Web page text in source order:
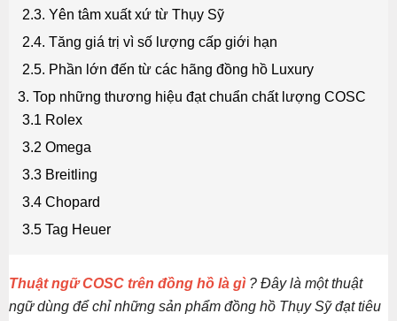
2.3. Yên tâm xuất xứ từ Thụy Sỹ
2.4. Tăng giá trị vì số lượng cấp giới hạn
2.5. Phần lớn đến từ các hãng đồng hồ Luxury
3. Top những thương hiệu đạt chuẩn chất lượng COSC
3.1 Rolex
3.2 Omega
3.3 Breitling
3.4 Chopard
3.5 Tag Heuer
Thuật ngữ COSC trên đồng hồ là gì ? Đây là một thuật
ngữ dùng để chỉ những sản phẩm đồng hồ Thụy Sỹ đạt tiêu